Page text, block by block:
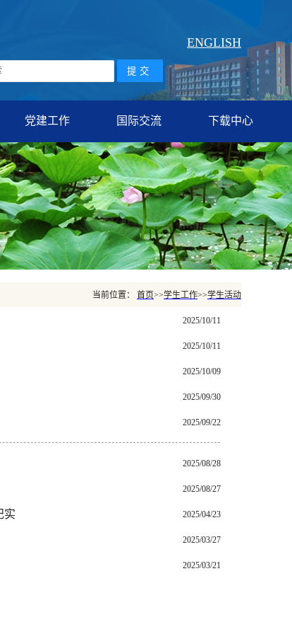
ENGLISH
党建工作 国际交流 下载中心
当前位置： 首页>>学生工作>>学生活动
2025/10/11
2025/10/11
2025/10/09
2025/09/30
2025/09/22
2025/08/28
2025/08/27
实 2025/04/23
2025/03/27
2025/03/21